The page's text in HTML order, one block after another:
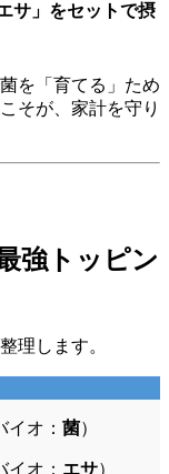
サ」をセットで摂
を「育てる」ため
こそが、家計を守り
強トッピン
理します。
イオ： 菌）
イオ： エサ）